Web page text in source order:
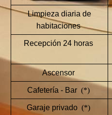
Limpieza diaria de
habitaciones
Recepción 24 horas
Ascensor
Cafetería - Bar (*)
Garaje privado (*)